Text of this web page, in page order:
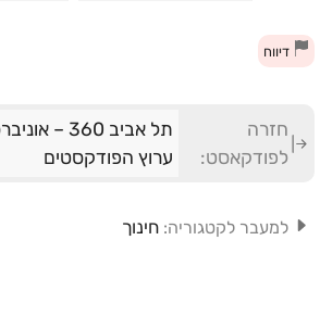
דיווח
חזרה
לפודקאסט:
תל אביב
ערוץ הפודקסטים
למעבר לקטגוריה: חינוך